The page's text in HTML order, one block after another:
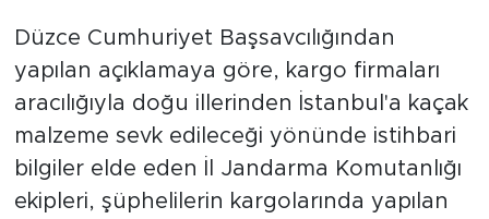
Düzce Cumhuriyet Başsavcılığından
yapılan açıklamaya göre, kargo firmaları
aracılığıyla doğu illerinden İstanbul'a kaçak
malzeme sevk edileceği yönünde istihbari
bilgiler elde eden İl Jandarma Komutanlığı
ekipleri, şüphelilerin kargolarında yapılan